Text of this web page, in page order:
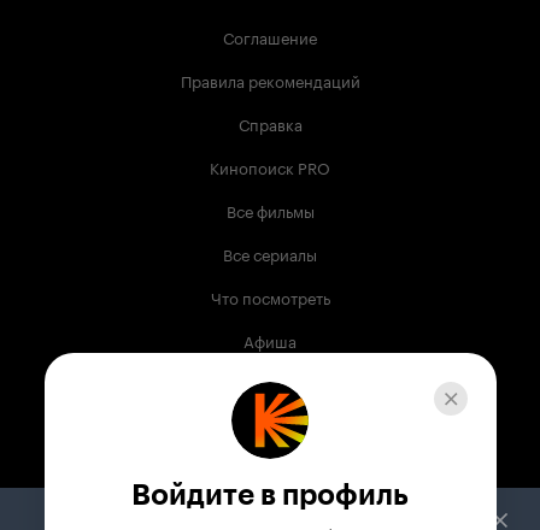
Соглашение
Правила рекомендаций
Справка
Кинопоиск PRO
Все фильмы
Все сериалы
Что посмотреть
Афиша
Музыка
Телепрограмма
Служба поддержки
Войдите в профиль